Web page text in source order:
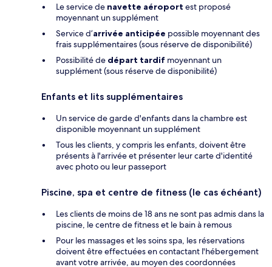
Le service de navette aéroport est proposé
moyennant un supplément
Service d’arrivée anticipée possible moyennant des
frais supplémentaires (sous réserve de disponibilité)
Possibilité de départ tardif moyennant un
supplément (sous réserve de disponibilité)
Enfants et lits supplémentaires
Un service de garde d'enfants dans la chambre est
disponible moyennant un supplément
Tous les clients, y compris les enfants, doivent être
présents à l'arrivée et présenter leur carte d'identité
avec photo ou leur passeport
Piscine, spa et centre de fitness (le cas échéant)
Les clients de moins de 18 ans ne sont pas admis dans la
piscine, le centre de fitness et le bain à remous
Pour les massages et les soins spa, les réservations
doivent être effectuées en contactant l'hébergement
avant votre arrivée, au moyen des coordonnées